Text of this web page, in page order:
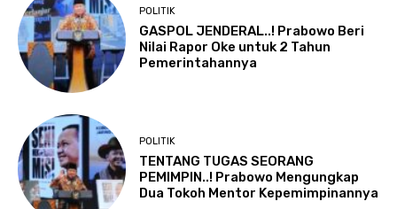
POLITIK
GASPOL JENDERAL..! Prabowo Beri
Nilai Rapor Oke untuk 2 Tahun
Pemerintahannya
POLITIK
TENTANG TUGAS SEORANG
PEMIMPIN..! Prabowo Mengungkap
Dua Tokoh Mentor Kepemimpinannya